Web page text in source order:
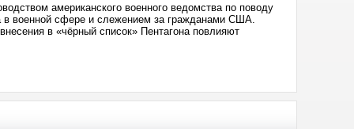
американского военного ведомства по поводу
в военной сфере и слежением за гражданами США.
в «чёрный список» Пентагона повлияют